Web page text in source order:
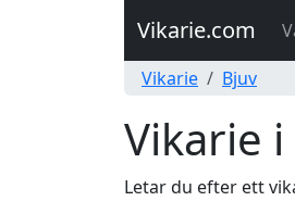
Vikarie.com
Vikarie
Bjuv
Vikarie
Letar du efter ett